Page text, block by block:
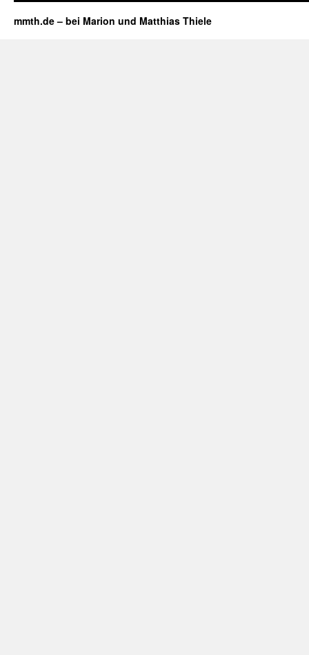
mmth.de – bei Marion und Matthias Thiele